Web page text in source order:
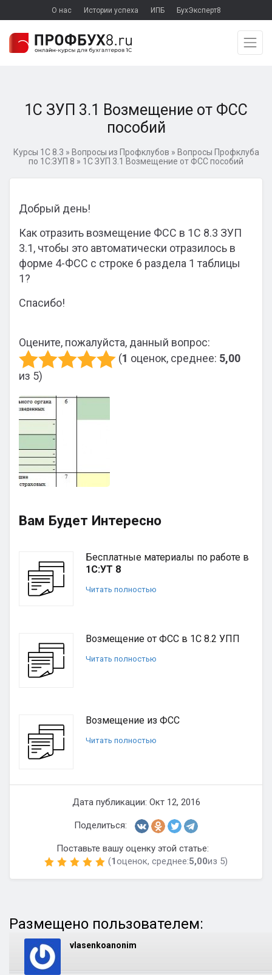
О нас Истории успеха ИПБ БухЭксперт8
1С ЗУП 3.1 Возмещение от ФСС
пособий
Курсы 1С 8.3 » Вопросы из Профклубов » Вопросы Профклуба
по 1С:ЗУП 8 » 1С ЗУП 3.1 Возмещение от ФСС пособий
Добрый день!
Как отразить возмещение ФСС в 1С 8.3 ЗУП
3.1, чтобы это автоматически отразилось в
форме 4-ФСС с строке 6 раздела 1 таблицы
1?
Спасибо!
Оцените, пожалуйста, данный вопрос:
(1 оценок, среднее: 5,00
из 5)
Вам Будет Интересно
Бесплатные материалы по работе в
1С:УТ 8
Читать полностью
Возмещение от ФСС в 1С 8.2 УПП
Читать полностью
Возмещение из ФСС
Читать полностью
Дата публикации: Окт 12, 2016
Поделиться:
Поставьте вашу оценку этой статье:
(1оценок, среднее:5,00из 5)
Размещено пользователем:
vlasenkoanonim